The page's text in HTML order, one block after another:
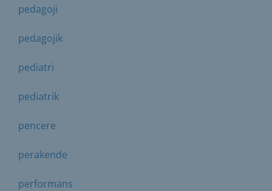
pedagoji
pedagojik
pediatri
pediatrik
pencere
perakende
performans